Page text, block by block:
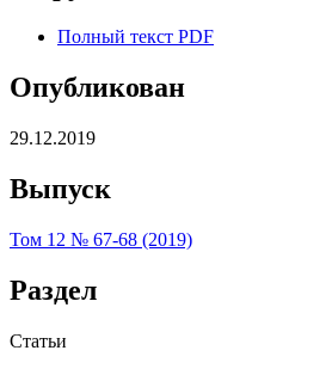
Полный текст PDF
Опубликован
29.12.2019
Выпуск
Том 12 № 67-68 (2019)
Раздел
Статьи